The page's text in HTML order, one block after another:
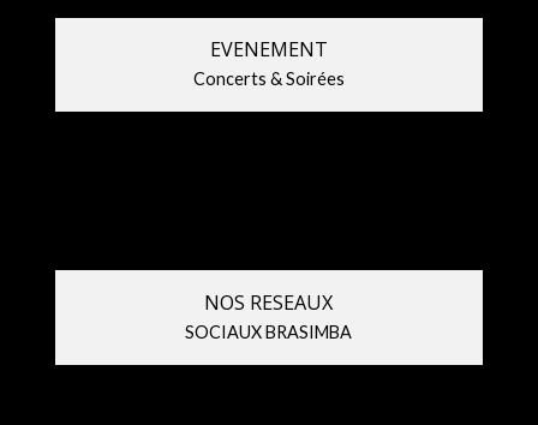
EVENEMENT
Concerts & Soirées
NOS RESEAUX
SOCIAUX BRASIMBA